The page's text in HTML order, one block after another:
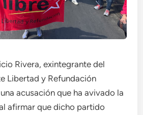
Rivera, exintegrante del
Libertad y Refundación
acusación que ha avivado la
afirmar que dicho partido